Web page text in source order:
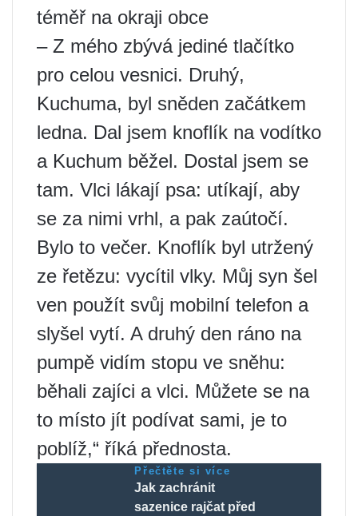
téměř na okraji obce
– Z mého zbývá jediné tlačítko
pro celou vesnici. Druhý,
Kuchuma, byl sněden začátkem
ledna. Dal jsem knoflík na vodítko
a Kuchum běžel. Dostal jsem se
tam. Vlci lákají psa: utíkají, aby
se za nimi vrhl, a pak zaútočí.
Bylo to večer. Knoflík byl utržený
ze řetězu: vycítil vlky. Můj syn šel
ven použít svůj mobilní telefon a
slyšel vytí. A druhý den ráno na
pumpě vidím stopu ve sněhu:
běhali zajíci a vlci. Můžete se na
to místo jít podívat sami, je to
poblíž,“ říká přednosta.
Přečtěte si více
Jak zachránit
sazenice rajčat před